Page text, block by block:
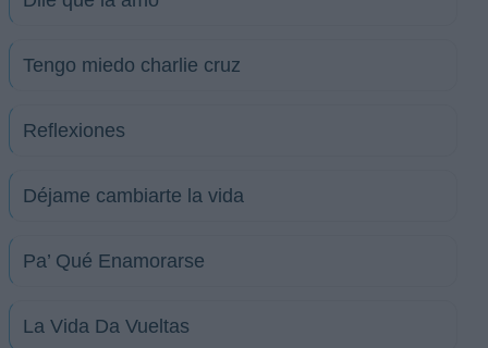
Tengo miedo charlie cruz
Reflexiones
Déjame cambiarte la vida
Pa’ Qué Enamorarse
La Vida Da Vueltas